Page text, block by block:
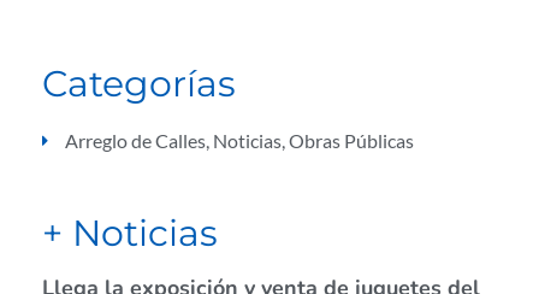
Categorías
Arreglo de Calles Noticias Obras Públicas
+ Noticias
Llega la exposición y venta de juguetes del